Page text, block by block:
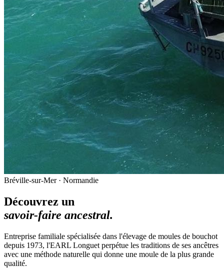
Bréville-sur-Mer · Normandie
Découvrez un
savoir-faire ancestral.
Entreprise familiale spécialisée dans l'élevage de moules de bouchot
depuis 1973, l'EARL Longuet perpétue les traditions de ses ancêtres
avec une méthode naturelle qui donne une moule de la plus grande
qualité.